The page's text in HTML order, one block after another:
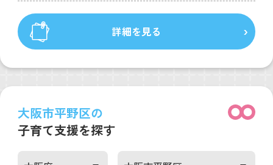
詳細を見る
大阪市平野区の
子育て支援を探す